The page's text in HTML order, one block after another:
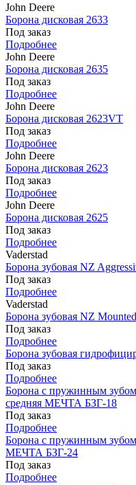
John Deere
Борона дисковая 2633
Под заказ
Подробнее
John Deere
Борона дисковая 2635
Под заказ
Подробнее
John Deere
Борона дисковая 2623VT
Под заказ
Подробнее
John Deere
Борона дисковая 2623
Под заказ
Подробнее
John Deere
Борона дисковая 2625
Под заказ
Подробнее
Vaderstad
Борона зубовая NZ
Под заказ
Подробнее
Vaderstad
Борона зубовая NZ
Под заказ
Подробнее
Борона зубовая
Под заказ
Подробнее
Борона с пружинным
средняя МЕЧТА БЗГ-18
Под заказ
Подробнее
Борона с пружинным
МЕЧТА БЗГ-24
Под заказ
Подробнее